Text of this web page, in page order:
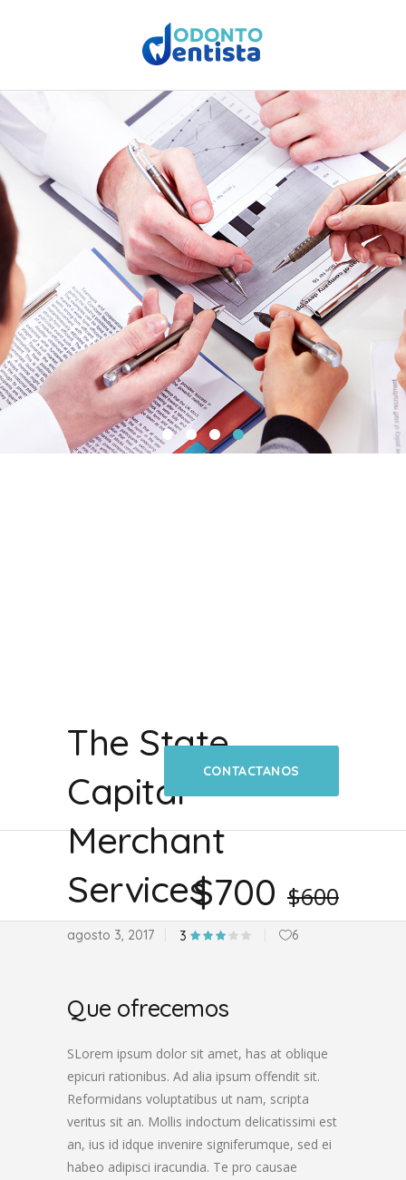
The State
Capital
Merchant
Services
agosto 3, 2017 3 6
CONTACTANOS
$700 $600
Que ofrecemos
SLorem ipsum dolor sit amet, has at oblique
epicuri rationibus. Ad alia ipsum offendit sit.
Reformidans voluptatibus ut nam, scripta
veritus sit an. Mollis indoctum delicatissimi est
an, ius id idque invenire signiferumque, sed ei
habeo adipisci iracundia. Te pro causae